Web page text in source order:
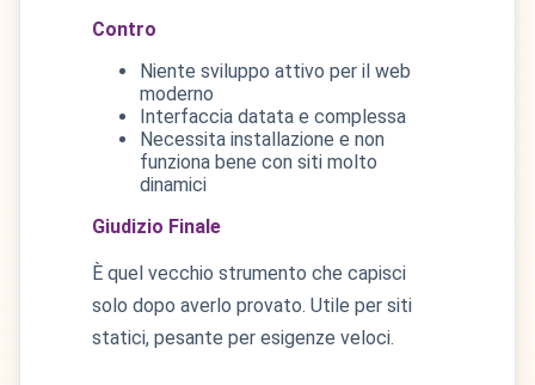
Contro
Niente sviluppo attivo per il web
moderno
Interfaccia datata e complessa
Necessita installazione e non
funziona bene con siti molto
dinamici
Giudizio Finale
È quel vecchio strumento che capisci
solo dopo averlo provato. Utile per siti
statici, pesante per esigenze veloci.